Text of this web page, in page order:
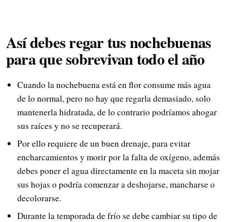
Así debes regar tus nochebuenas
para que sobrevivan todo el año
Cuando la nochebuena está en flor consume más agua
de lo normal, pero no hay que regarla demasiado, solo
mantenerla hidratada, de lo contrario podríamos ahogar
sus raíces y no se recuperará.
Por ello requiere de un buen drenaje, para evitar
encharcamientos y morir por la falta de oxígeno, además
debes poner el agua directamente en la maceta sin mojar
sus hojas o podría comenzar a deshojarse, mancharse o
decolorarse.
Durante la temporada de frío se debe cambiar su tipo de